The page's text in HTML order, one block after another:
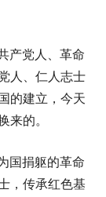
产党人、革命
人、仁人志士
的建立，今天
来的。
国捐躯的革命
，传承红色基